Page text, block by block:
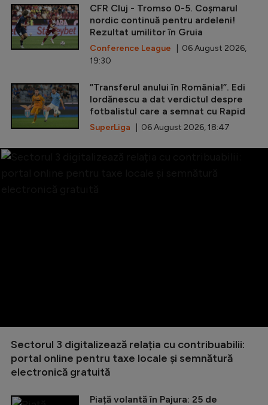
CFR Cluj - Tromso 0-5. Coșmarul
nordic continuă pentru ardeleni!
Rezultat umilitor în Gruia
Conference League | 06 August 2026,
19:30
”Transferul anului în România!”. Edi
Iordănescu a dat verdictul despre
fotbalistul care a semnat cu Rapid
SuperLiga | 06 August 2026, 18:47
Sectorul 3 digitalizează relația cu contribuabilii:
portal online pentru taxe locale și semnătură
electronică gratuită
Piață volantă în Pajura: 25 de